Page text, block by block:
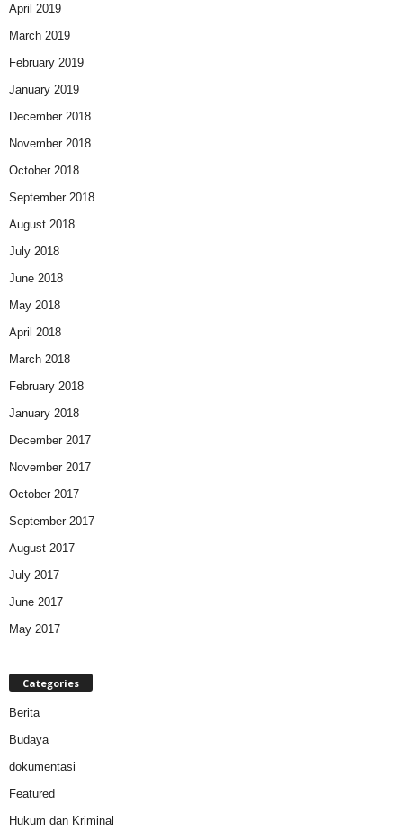
April 2019
March 2019
February 2019
January 2019
December 2018
November 2018
October 2018
September 2018
August 2018
July 2018
June 2018
May 2018
April 2018
March 2018
February 2018
January 2018
December 2017
November 2017
October 2017
September 2017
August 2017
July 2017
June 2017
May 2017
Categories
Berita
Budaya
dokumentasi
Featured
Hukum dan Kriminal